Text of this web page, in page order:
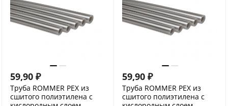
59,90 ₽
Труба ROMMER PEX из
сшитого полиэтилена с
59,90 ₽
Труба ROMMER PEX из
сшитого полиэтилена с